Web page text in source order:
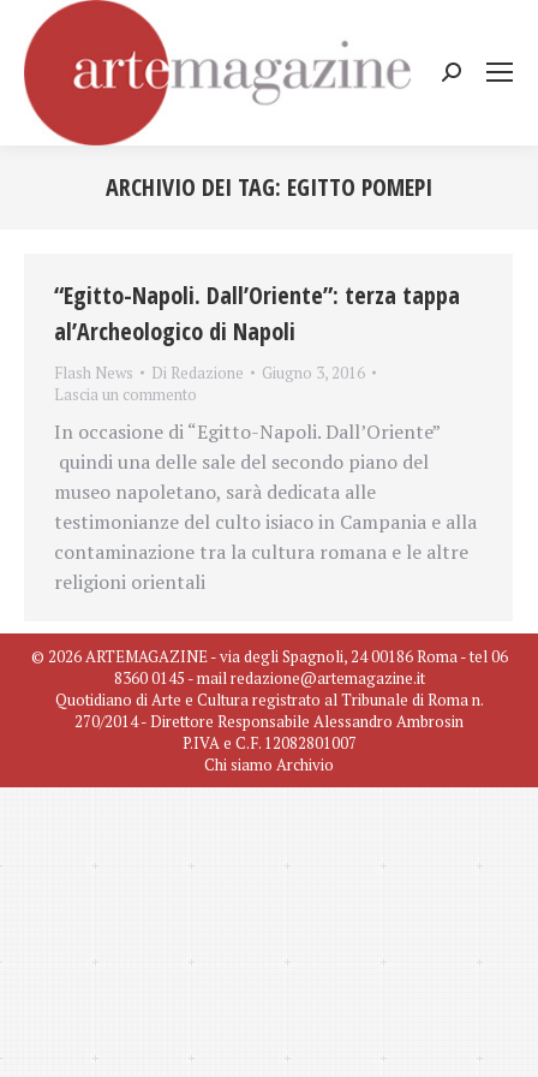
Cerca:
ARCHIVIO DEI TAG: EGITTO POMEPI
“Egitto-Napoli. Dall’Oriente”: terza tappa
al’Archeologico di Napoli
Flash News Di Redazione
Giugno 3, 2016
Lascia un commento
In occasione di “Egitto-Napoli. Dall’Oriente”
quindi una delle sale del secondo piano del
museo napoletano, sarà dedicata alle
testimonianze del culto isiaco in Campania e alla
contaminazione tra la cultura romana e le altre
religioni orientali
© 2026 ARTEMAGAZINE - via degli Spagnoli, 24 00186 Roma - tel 06
8360 0145 - mail redazione@artemagazine.it
Quotidiano di Arte e Cultura registrato al Tribunale di Roma n.
270/2014 - Direttore Responsabile Alessandro Ambrosin
P.IVA e C.F. 12082801007
Chi siamo Archivio